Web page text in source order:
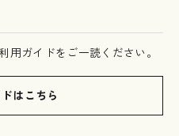
用ガイドをご一読ください。
はこちら